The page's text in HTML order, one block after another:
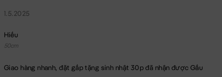
1.5.2025
Hiếu
50cm
Giao hàng nhanh, đặt gấp tặng sinh nhật 30p đã nhận được Gấu